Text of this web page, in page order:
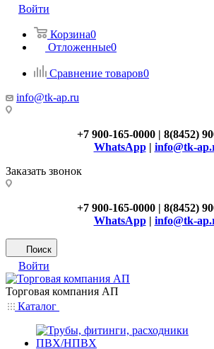
Войти
Корзина0
Отложенные0
Сравнение товаров0
info@tk-ap.ru
+7 900-165-0000 | 8(8452)
WhatsApp| info@tk-
Заказать звонок
+7 900-165-0000 | 8(8452)
WhatsApp| info@tk-
Поиск
Войти
Торговая компания АП
Каталог